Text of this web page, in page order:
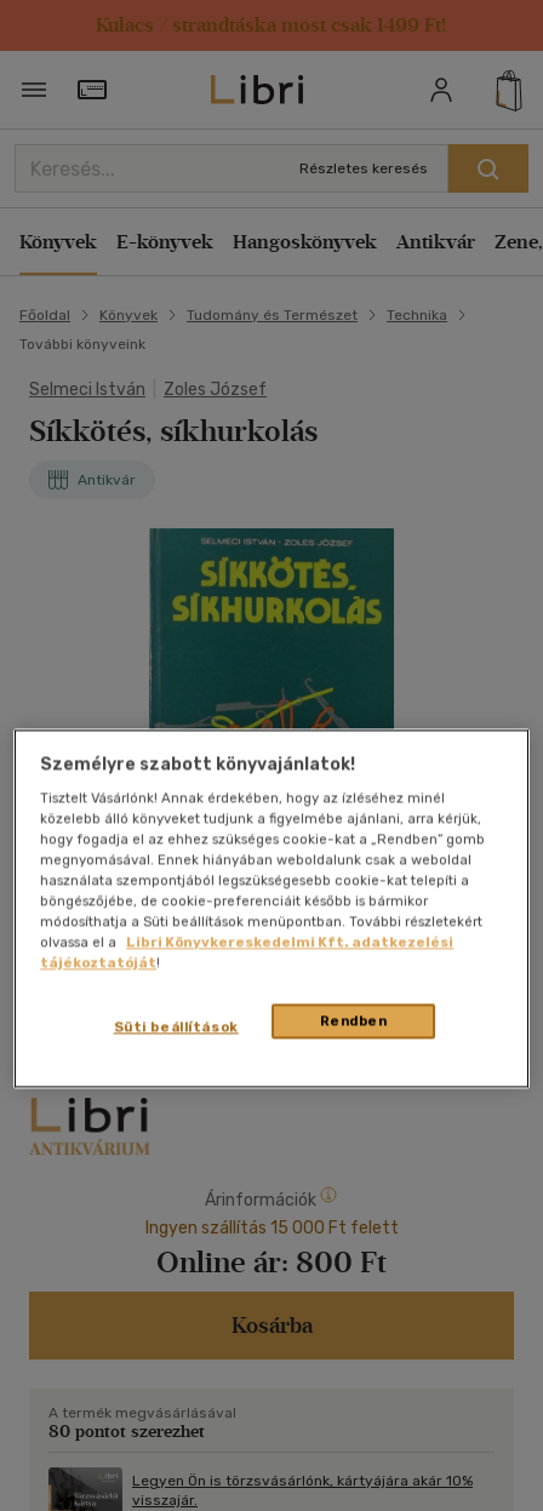
Kulacs / strandtáska most csak 1499 Ft!
Törzsvásárlói Kártya adatai
Részletes keresés
Könyvek E-könyvek Hangoskönyvek Antikvár
Főoldal Könyvek Tudomány és Természet
Technika
További könyveink
Selmeci István Zoles József
Síkkötés, síkhurkolás
Antikvár
Kívánságlistához adom Megosztom
Műszaki Könyvkiadó|1979 magyar nyelvű|keménytábla
Árinformációk
Ingyen szállítás 15 000 Ft felett
Online ár: 800 Ft
Kosárba
A termék megvásárlásával
80 pontot szerezhet
Legyen Ön is törzsvásárlónk, kártyájára akár 10%
visszajár.
Személyre szabott könyvajánlatok!
Tisztelt Vásárlónk! Annak érdekében, hogy az ízléséhez minél
közelebb álló könyveket tudjunk a figyelmébe ajánlani, arra kérjük,
hogy fogadja el az ehhez szükséges cookie-kat a „Rendben” gomb
megnyomásával. Ennek hiányában weboldalunk csak a weboldal
használata szempontjából legszükségesebb cookie-kat telepíti a
böngészőjébe, de cookie-preferenciáit később is bármikor
módosíthatja a Süti beállítások menüpontban. További részletekért
olvassa el a
Libri Könyvkereskedelmi Kft. adatkezelési
tájékoztatóját!
Rendben
Süti beállítások